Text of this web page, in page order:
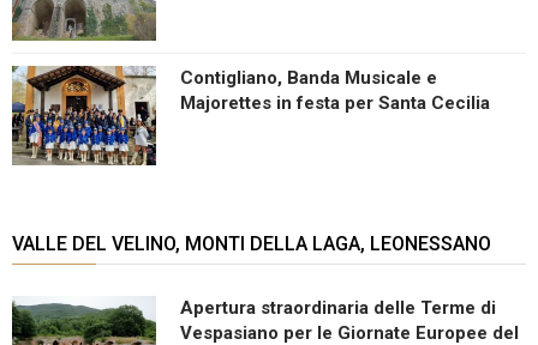
Contigliano, Banda Musicale e
Majorettes in festa per Santa Cecilia
VALLE DEL VELINO, MONTI DELLA LAGA, LEONESSANO
Apertura straordinaria delle Terme di
Vespasiano per le Giornate Europee del